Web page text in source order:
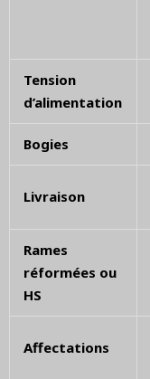
Tension
d’alimentation
Bogies
Livraison
Rames
réformées ou
HS
Affectations